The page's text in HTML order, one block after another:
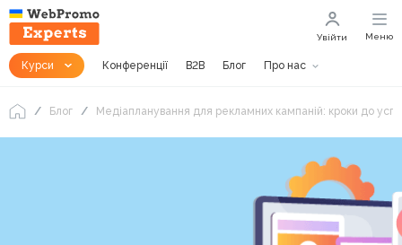
Курси Конференції B2B Блог Про нас
Увійти Меню
Блог Медіапланування для рекламних кампаній: кроки до